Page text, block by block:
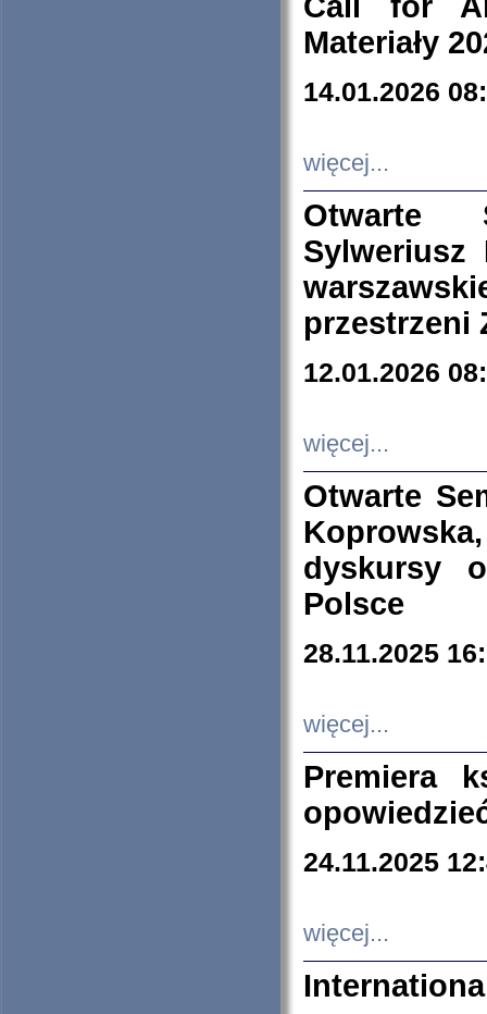
Materiały
14.01.2026
więcej...
Otwarte
Sylweriusz
przestrzeni
12.01.2026
więcej...
Otwarte
dyskursy
Polsce
28.11.2025
więcej...
Premiera
24.11.2025
więcej...